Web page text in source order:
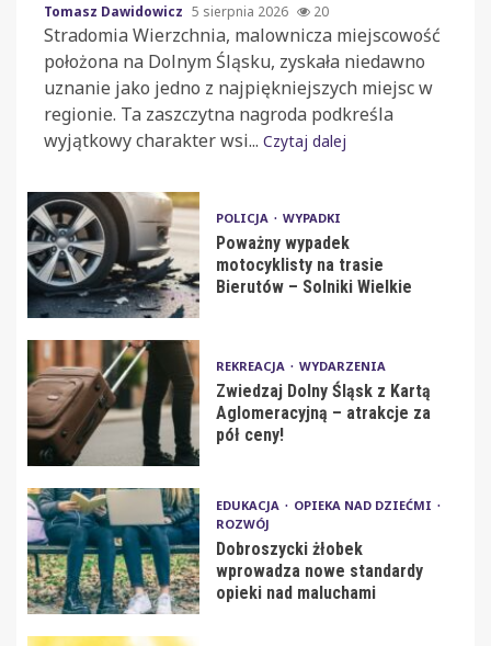
Tomasz Dawidowicz 5 sierpnia 2026 20
Stradomia Wierzchnia, malownicza miejscowość
położona na Dolnym Śląsku, zyskała niedawno
uznanie jako jedno z najpiękniejszych miejsc w
regionie. Ta zaszczytna nagroda podkreśla
wyjątkowy charakter wsi... Czytaj dalej
POLICJA WYPADKI
Poważny wypadek
motocyklisty na trasie
Bierutów – Solniki Wielkie
REKREACJA WYDARZENIA
Zwiedzaj Dolny Śląsk z Kartą
Aglomeracyjną – atrakcje za
pół ceny!
EDUKACJA
OPIEKA NAD DZIEĆMI
ROZWÓJ
Dobroszycki żłobek
wprowadza nowe standardy
opieki nad maluchami